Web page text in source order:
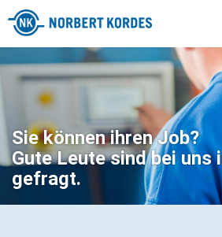
Sie können ihren Job?
Gute Leute sind bei uns
gefragt.